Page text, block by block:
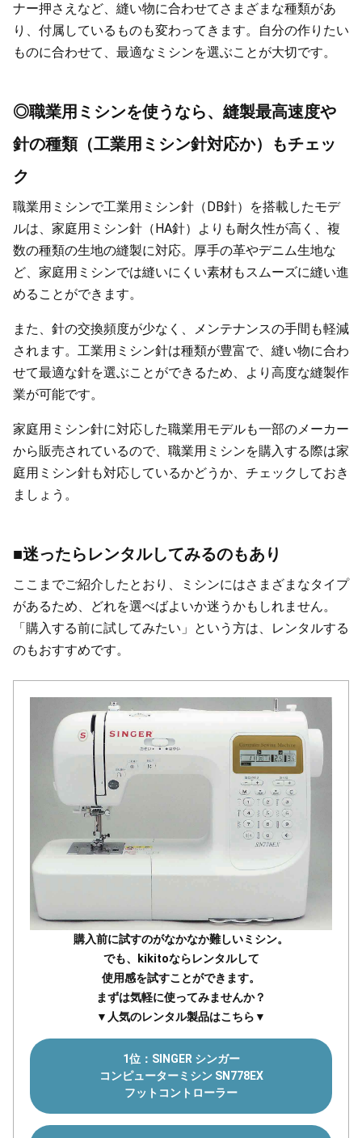
ナー押さえなど、縫い物に合わせてさまざまな種類があ
り、付属しているものも変わってきます。自分の作りたい
ものに合わせて、最適なミシンを選ぶことが大切です。
◎職業用ミシンを使うなら、縫製最高速度や
針の種類（工業用ミシン針対応か）もチェッ
ク
職業用ミシンで工業用ミシン針（DB針）を搭載したモデ
ルは、家庭用ミシン針（HA針）よりも耐久性が高く、複
数の種類の生地の縫製に対応。厚手の革やデニム生地な
ど、家庭用ミシンでは縫いにくい素材もスムーズに縫い進
めることができます。
また、針の交換頻度が少なく、メンテナンスの手間も軽減
されます。工業用ミシン針は種類が豊富で、縫い物に合わ
せて最適な針を選ぶことができるため、より高度な縫製作
業が可能です。
家庭用ミシン針に対応した職業用モデルも一部のメーカー
から販売されているので、職業用ミシンを購入する際は家
庭用ミシン針も対応しているかどうか、チェックしておき
ましょう。
■迷ったらレンタルしてみるのもあり
ここまでご紹介したとおり、ミシンにはさまざまなタイプ
があるため、どれを選べばよいか迷うかもしれません。
「購入する前に試してみたい」という方は、レンタルする
のもおすすめです。
購入前に試すのがなかなか難しいミシン。
でも、kikitoならレンタルして
使用感を試すことができます。
まずは気軽に使ってみませんか？
▼人気のレンタル製品はこちら▼
1位：SINGER シンガー
コンピューターミシン SN778EX
フットコントローラー